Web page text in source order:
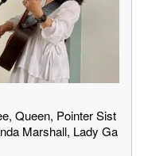
Queen, Pointer Sist
Marshall, Lady Ga